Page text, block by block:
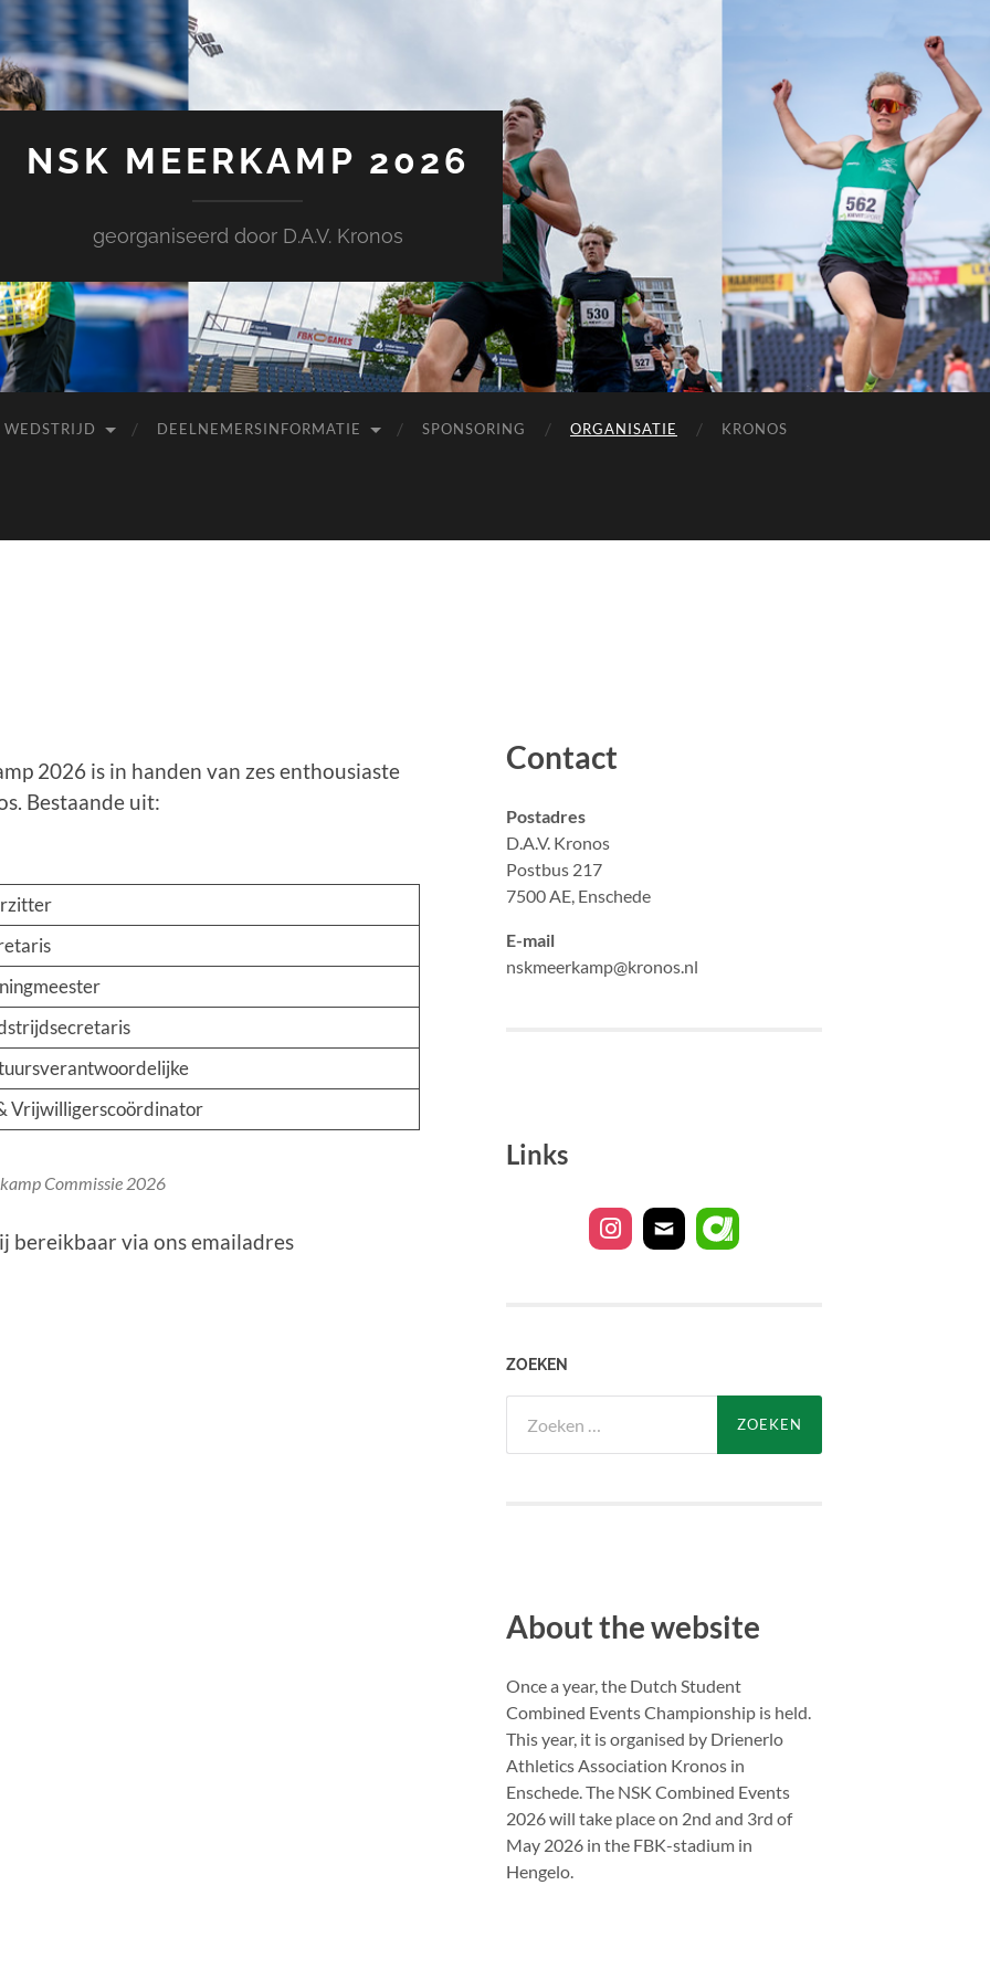
NSK MEERKAMP 2026
georganiseerd door D.A.V. Kronos
DEELNEMERSINFORMATIE SPONSORING ORGANISATIE KRONOS
2026 is in handen van zes enthousiaste
Bestaande uit:
Vrijwilligerscoördinator
Commissie 2026
bereikbaar via ons emailadres
Contact
Postadres
D.A.V. Kronos
Postbus 217
7500 AE, Enschede
E-mail
nskmeerkamp@kronos.nl
Links
ZOEKEN
naar:
About the website
Once a year, the Dutch Student
Combined Events Championship is held.
This year, it is organised by Drienerlo
Athletics Association Kronos in
Enschede. The NSK Combined Events
2026 will take place on 2nd and 3rd of
May 2026 in the FBK-stadium in
Hengelo.